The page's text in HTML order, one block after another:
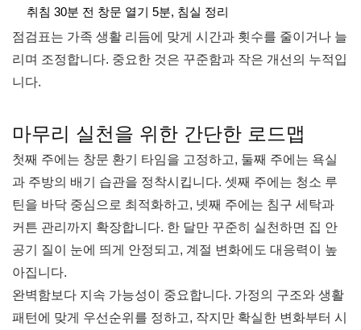
취침 30분 전 창문 열기 5분, 침실 정리
점검표는 가족 생활 리듬에 맞게 시간과 횟수를 줄이거나 늘
리며 조정합니다. 중요한 것은 꾸준함과 작은 개선의 누적입
니다.
마무리 실천을 위한 간단한 로드맵
첫째 주에는 창문 환기 타임을 고정하고, 둘째 주에는 욕실
과 주방의 배기 습관을 정착시킵니다. 셋째 주에는 청소 루
틴을 바닥 중심으로 최적화하고, 넷째 주에는 침구 세탁과
커튼 관리까지 확장합니다. 한 달만 꾸준히 실천하면 집 안
공기 질이 눈에 띄게 안정되고, 계절 변화에도 대응력이 높
아집니다.
완벽함보다 지속 가능성이 중요합니다. 가정의 구조와 생활
패턴에 맞게 우선순위를 정하고, 작지만 확실한 변화부터 시